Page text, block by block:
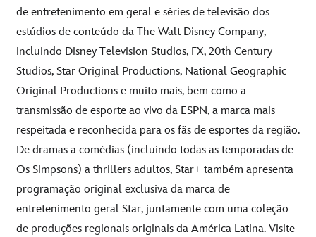
de entretenimento em geral e séries de televisão dos
estúdios de conteúdo da The Walt Disney Company,
incluindo Disney Television Studios, FX, 20th Century
Studios, Star Original Productions, National Geographic
Original Productions e muito mais, bem como a
transmissão de esporte ao vivo da ESPN, a marca mais
respeitada e reconhecida para os fãs de esportes da região.
De dramas a comédias (incluindo todas as temporadas de
Os Simpsons) a thrillers adultos, Star+ também apresenta
programação original exclusiva da marca de
entretenimento geral Star, juntamente com uma coleção
de produções regionais originais da América Latina. Visite